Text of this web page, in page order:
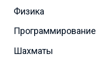
Физика
Программирование
Шахматы